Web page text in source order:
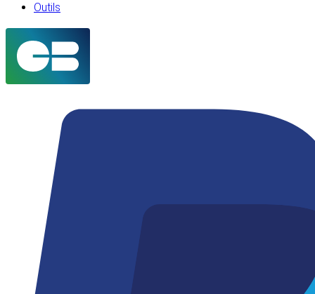
Outils